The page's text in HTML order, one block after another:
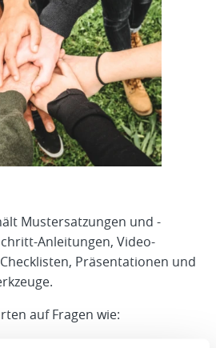
Mustersatzungen und -
Anleitungen, Video-
Präsentationen und
auf Fragen wie: